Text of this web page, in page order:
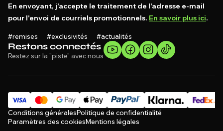
Restons connectés
Restez sur la "piste" avec nous
En envoyant, j'accepte le traitement de l'adresse e-mail
pour l'envoi de courriels promotionnels. En savoir plus ici.
#remises #exclusivités #actualités
Conditions généralesPolitique de confidentialité
Paramètres des cookiesMentions légales